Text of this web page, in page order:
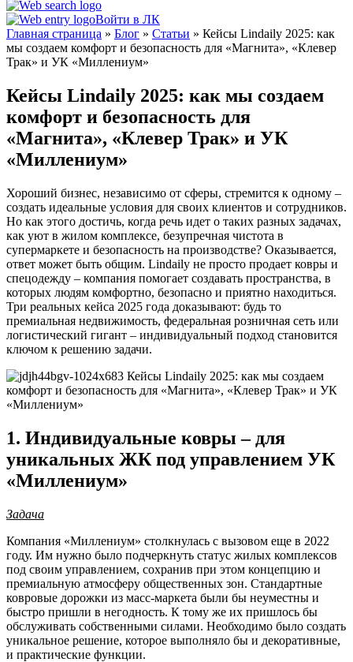
Войти в ЛК
Главная страница » Блог » Статьи » Кейсы Lindaily 2025: как
мы создаем комфорт и безопасность для «Магнита», «Клевер
Трак» и УК «Миллениум»
Кейсы Lindaily 2025: как мы создаем
комфорт и безопасность для
«Магнита», «Клевер Трак» и УК
«Миллениум»
Хороший бизнес, независимо от сферы, стремится к одному –
создать идеальные условия для своих клиентов и сотрудников.
Но как этого достичь, когда речь идет о таких разных задачах,
как уют в жилом комплексе, безупречная чистота в
супермаркете и безопасность на производстве? Оказывается,
ответ может быть общим. Lindaily не просто продает ковры и
спецодежду – компания помогает создавать пространства, в
которых людям комфортно, безопасно и приятно находиться.
Три реальных кейса 2025 года доказывают: будь то
премиальная недвижимость, федеральная розничная сеть или
логистический гигант – индивидуальный подход становится
ключом к решению задачи.
1. Индивидуальные ковры – для
уникальных ЖК под управлением УК
«Миллениум»
Задача
Компания «Миллениум» столкнулась с вызовом еще в 2022
году. Им нужно было подчеркнуть статус жилых комплексов
под своим управлением, сохранив при этом концепцию и
премиальную атмосферу общественных зон. Стандартные
ковровые дорожки из масс-маркета были бы неуместны и
быстро пришли в негодность. К тому же их пришлось бы
обслуживать собственными силами. Необходимо было создать
уникальное решение, которое выполняло бы и декоративные,
и практические функции.